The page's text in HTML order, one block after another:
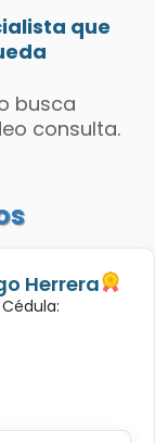
que
busca
consulta.
Herrera